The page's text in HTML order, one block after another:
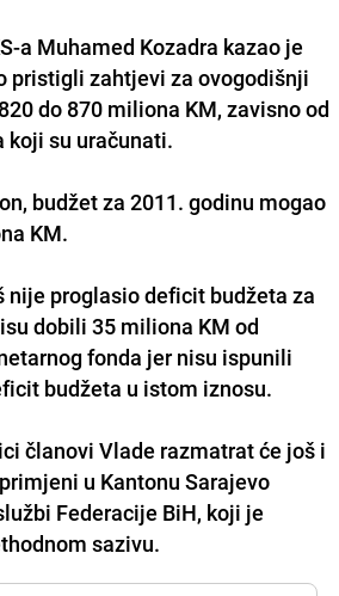
a Muhamed Kozadra kazao je
pristigli zahtjevi za ovogodišnji
do 870 miliona KM, zavisno od
su uračunati.
budžet za 2011. godinu mogao
KM.
nije proglasio deficit budžeta za
dobili 35 miliona KM od
fonda jer nisu ispunili
budžeta u istom iznosu.
članovi Vlade razmatrat će još i
u Kantonu Sarajevo
Federacije BiH, koji je
sazivu.